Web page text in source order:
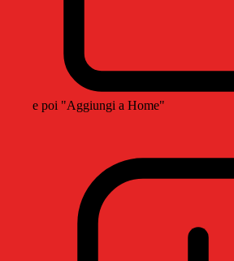
e poi "Aggiungi a Home"